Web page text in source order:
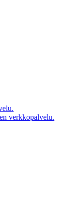
verkkopalvelu.